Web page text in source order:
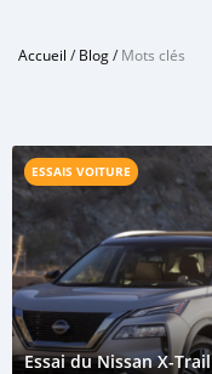
Accueil /Blog/Mots clés
ESSAIS VOITURE
Essai du Nissan X-Trail